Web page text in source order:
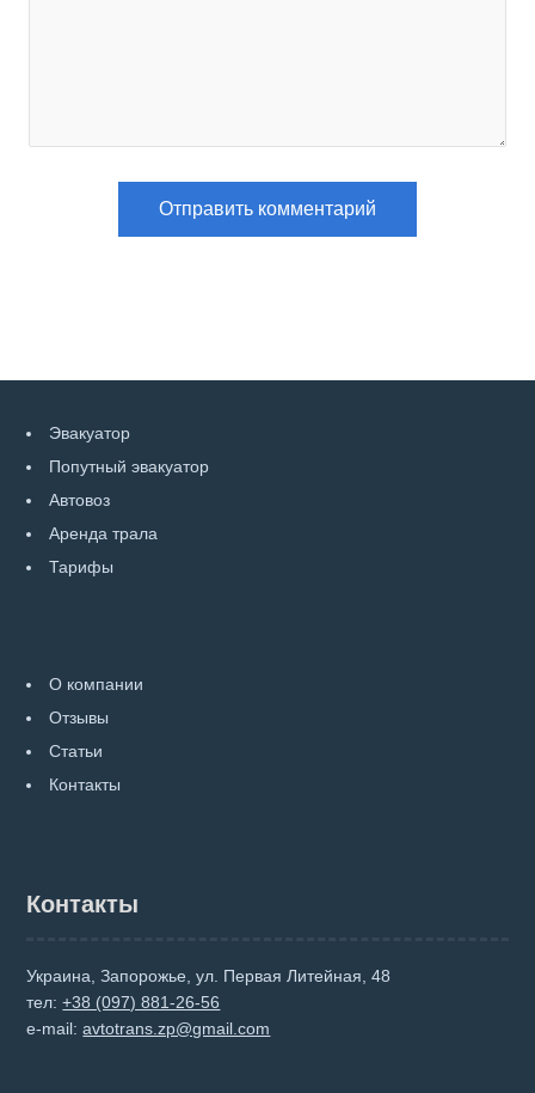
Эвакуатор
Попутный эвакуатор
Автовоз
Аренда трала
Тарифы
О компании
Отзывы
Статьи
Контакты
Контакты
Украина, Запорожье, ул. Первая Литейная, 48
тел:+38 (097) 881-26-56
e-mail:avtotrans.zp@gmail.com